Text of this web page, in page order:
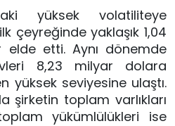
yüksek volatiliteye
çeyreğinde yaklaşık 1,04
etti. Aynı dönemde
8,23 milyar dolara
yüksek seviyesine ulaştı.
şirketin toplam varlıkları
yükümlülükleri ise